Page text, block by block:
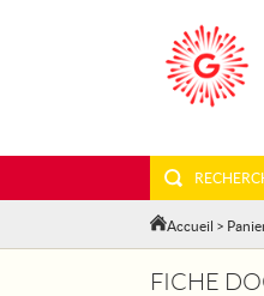
Accueil >
FICHE